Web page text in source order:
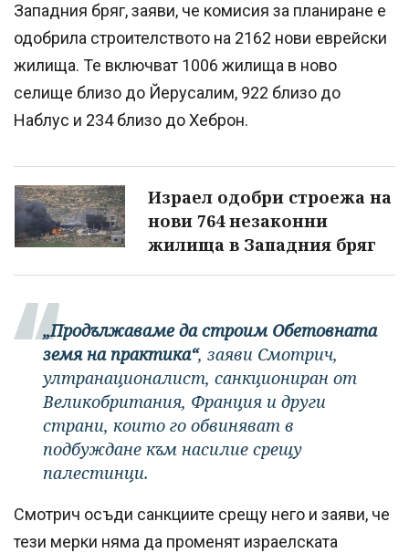
Западния бряг, заяви, че комисия за планиране е
одобрила строителството на 2162 нови еврейски
жилища. Те включват 1006 жилища в ново
селище близо до Йерусалим, 922 близо до
Наблус и 234 близо до Хеброн.
Израел одобри строежа на
нови 764 незаконни
жилища в Западния бряг
„Продължаваме да строим Обетовната
земя на практика“, заяви Смотрич,
ултранационалист, санкциониран от
Великобритания, Франция и други
страни, които го обвиняват в
подбуждане към насилие срещу
палестинци.
Смотрич осъди санкциите срещу него и заяви, че
тези мерки няма да променят израелската